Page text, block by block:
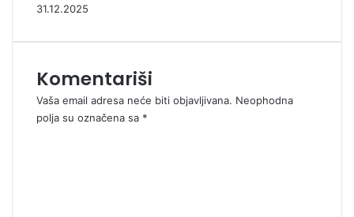
31.12.2025
Komentariši
Vaša email adresa neće biti objavljivana. Neophodna
polja su označena sa *